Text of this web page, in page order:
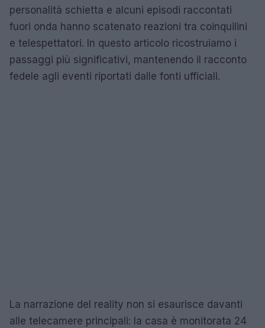
personalità schietta e alcuni episodi raccontati
fuori onda hanno scatenato reazioni tra coinquilini
e telespettatori. In questo articolo ricostruiamo i
passaggi più significativi, mantenendo il racconto
fedele agli eventi riportati dalle fonti ufficiali.
La narrazione del reality non si esaurisce davanti
alle telecamere principali: la casa è monitorata 24